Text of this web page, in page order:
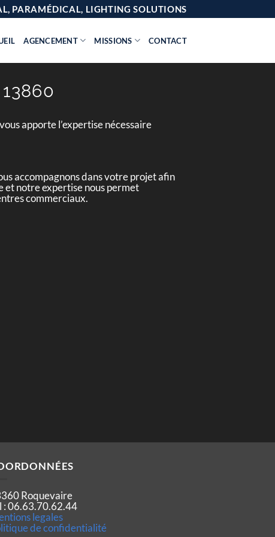
PARAMÉDICAL, LIGHTING SOLUTIONS
AGENCEMENT MISSIONS CONTACT
apporte l’expertise nécessaire
accompagnons dans votre projet afin
et notre expertise nous permet
commerciaux.
Roquevaire
: 06.63.70.62.44
legales
de confidentialité